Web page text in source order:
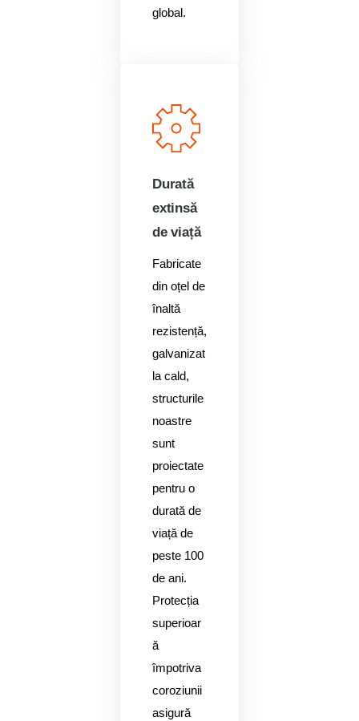
global.
Durată
extinsă
de viață
Fabricate
din oțel de
înaltă
rezistență,
galvanizat
la cald,
structurile
noastre
sunt
proiectate
pentru o
durată de
viață de
peste 100
de ani.
Protecția
superioar
ă
împotriva
coroziunii
asigură